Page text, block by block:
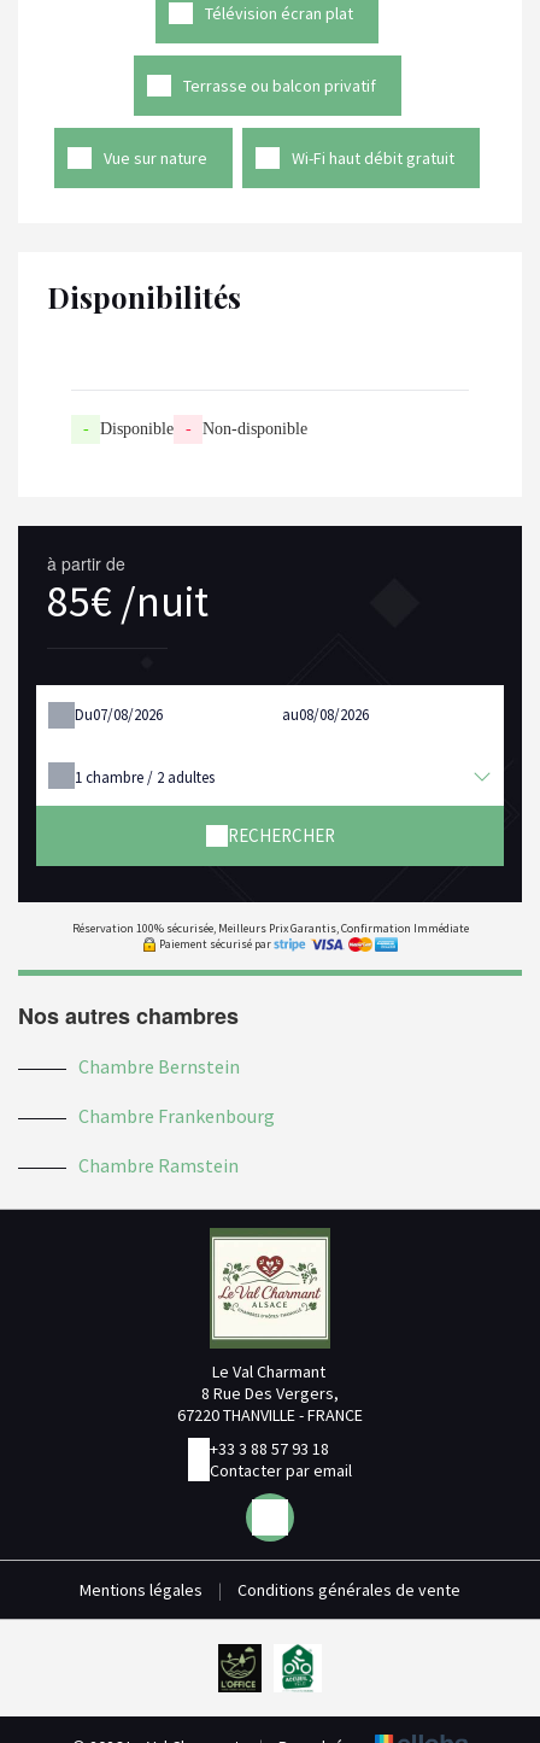
Télévision écran plat
Terrasse ou balcon privatif
Vue sur nature Wi-Fi haut débit gratuit
Disponibilités
- Disponible - Non-disponible
à partir de
85€ /nuit
Du au
1chambre / 2 adultes
RECHERCHER
Réservation 100% sécurisée, Meilleurs Prix Garantis, Confirmation Immédiate
Paiement sécurisé par
Nos autres chambres
Chambre Bernstein
Chambre Frankenbourg
Chambre Ramstein
Le Val Charmant
8 Rue Des Vergers,
67220 THANVILLE - FRANCE
+33 3 88 57 93 18
Contacter par email
Mentions légales | Conditions générales de vente